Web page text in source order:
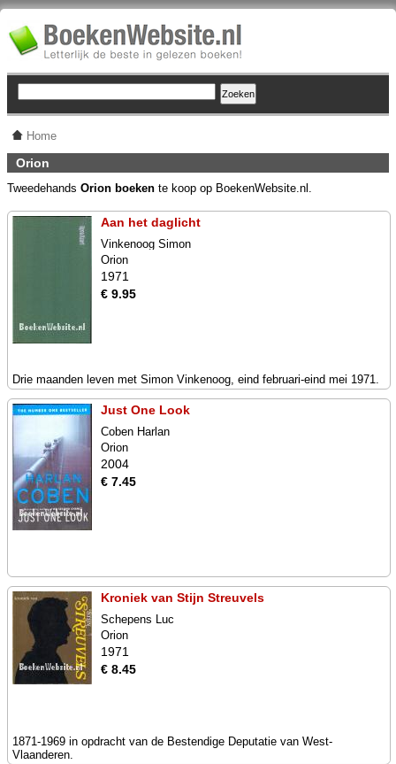
Home
Orion
Tweedehands Orion boeken te koop op BoekenWebsite.nl.
Aan het daglicht
Vinkenoog Simon
Orion
1971
€ 9.95
Drie maanden leven met Simon Vinkenoog, eind februari-eind mei 1971.
Just One Look
Coben Harlan
Orion
2004
€ 7.45
Kroniek van Stijn Streuvels
Schepens Luc
Orion
1971
€ 8.45
1871-1969 in opdracht van de Bestendige Deputatie van West-
Vlaanderen.